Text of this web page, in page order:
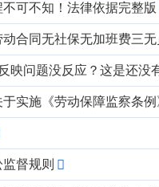
可不知！法律依据完整版
合同无社保无加班费三
映问题没反应？这是还没
实施《劳动保障监察条
督规则